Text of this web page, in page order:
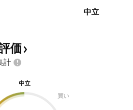
中立
価
計
中立
買い